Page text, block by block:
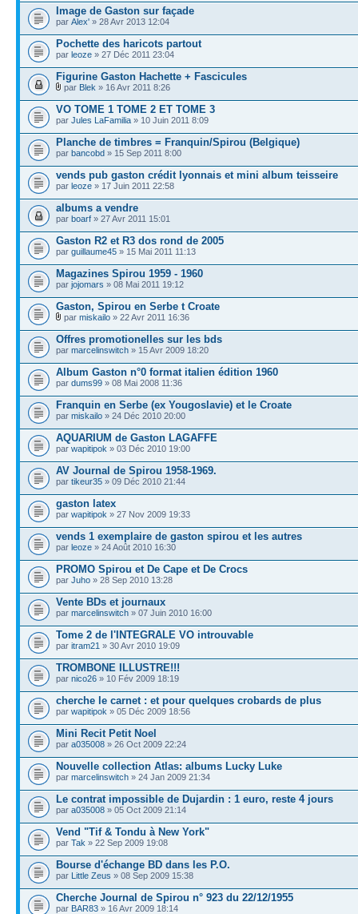
Image de Gaston sur façade
par Alex' » 28 Avr 2013 12:04
Pochette des haricots partout
par leoze » 27 Déc 2011 23:04
Figurine Gaston Hachette + Fascicules
par Blek » 16 Avr 2011 8:26
VO TOME 1 TOME 2 ET TOME 3
par Jules LaFamilia » 10 Juin 2011 8:09
Planche de timbres = Franquin/Spirou (Belgique)
par bancobd » 15 Sep 2011 8:00
vends pub gaston crédit lyonnais et mini album teisseire
par leoze » 17 Juin 2011 22:58
albums a vendre
par boarf » 27 Avr 2011 15:01
Gaston R2 et R3 dos rond de 2005
par guillaume45 » 15 Mai 2011 11:13
Magazines Spirou 1959 - 1960
par jojomars » 08 Mai 2011 19:12
Gaston, Spirou en Serbe t Croate
par miskailo » 22 Avr 2011 16:36
Offres promotionelles sur les bds
par marcelinswitch » 15 Avr 2009 18:20
Album Gaston n°0 format italien édition 1960
par dums99 » 08 Mai 2008 11:36
Franquin en Serbe (ex Yougoslavie) et le Croate
par miskailo » 24 Déc 2010 20:00
AQUARIUM de Gaston LAGAFFE
par wapitipok » 03 Déc 2010 19:00
AV Journal de Spirou 1958-1969.
par tikeur35 » 09 Déc 2010 21:44
gaston latex
par wapitipok » 27 Nov 2009 19:33
vends 1 exemplaire de gaston spirou et les autres
par leoze » 24 Août 2010 16:30
PROMO Spirou et De Cape et De Crocs
par Juho » 28 Sep 2010 13:28
Vente BDs et journaux
par marcelinswitch » 07 Juin 2010 16:00
Tome 2 de l'INTEGRALE VO introuvable
par itram21 » 30 Avr 2010 19:09
TROMBONE ILLUSTRE!!!
par nico26 » 10 Fév 2009 18:19
cherche le carnet : et pour quelques crobards de plus
par wapitipok » 05 Déc 2009 18:56
Mini Recit Petit Noel
par a035008 » 26 Oct 2009 22:24
Nouvelle collection Atlas: albums Lucky Luke
par marcelinswitch » 24 Jan 2009 21:34
Le contrat impossible de Dujardin : 1 euro, reste 4 jours
par a035008 » 05 Oct 2009 21:14
Vend "Tif & Tondu à New York"
par Tak » 22 Sep 2009 19:08
Bourse d'échange BD dans les P.O.
par Little Zeus » 08 Sep 2009 15:38
Cherche Journal de Spirou n° 923 du 22/12/1955
par BAR83 » 16 Avr 2009 18:14